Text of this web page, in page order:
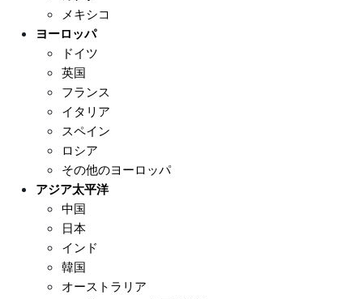
メキシコ
ヨーロッパ
ドイツ
英国
フランス
イタリア
スペイン
ロシア
その他のヨーロッパ
アジア太平洋
中国
日本
インド
韓国
オーストラリア